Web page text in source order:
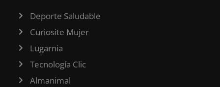
Deporte Saludable
Curiosite Mujer
Lugarnia
Tecnología Clic
Almanimal